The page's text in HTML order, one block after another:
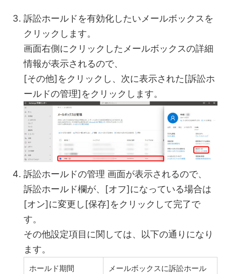
訴訟ホールドを有効化したいメールボックスを
クリックします。
画面右側にクリックしたメールボックスの詳細
情報が表示されるので、
[その他]をクリックし、次に表示された[訴訟ホ
ールドの管理]をクリックします。
訴訟ホールドの管理 画面が表示されるので、
訴訟ホールド欄が、[オフ]になっている場合は
[オン]に変更し[保存]をクリックして完了で
す。
その他設定項目に関しては、以下の通りになり
ます。
ホールド期間
メールボックスに訴訟ホール